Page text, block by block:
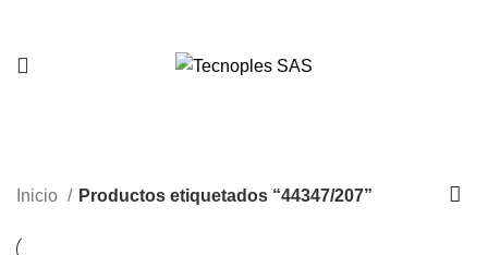
Inicio Productos etiquetados “44347/207”